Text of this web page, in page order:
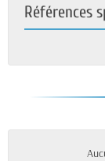
Références